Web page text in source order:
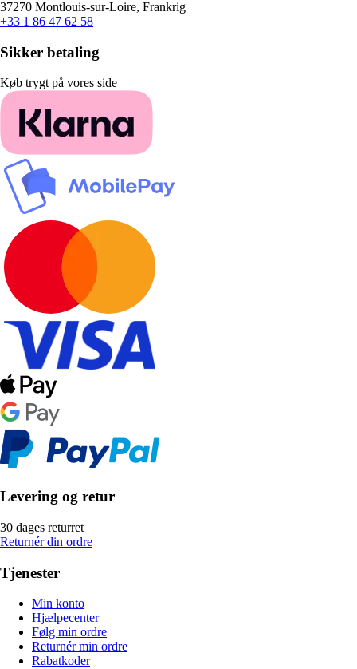
37270 Montlouis-sur-Loire, Frankrig
+33 1 86 47 62 58
Sikker betaling
Køb trygt på vores side
Levering og retur
30 dages returret
Returnér din ordre
Tjenester
Min konto
Hjælpecenter
Følg min ordre
Returnér min ordre
Rabatkoder